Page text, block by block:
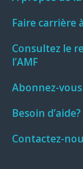
Faire carrière
Consultez le
l’AMF
Abonnez-
Besoin d’aide?
Contactez-